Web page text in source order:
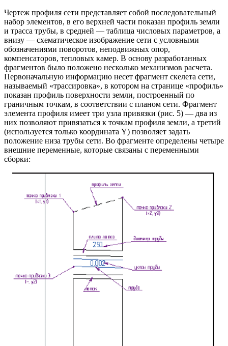
Чертеж профиля сети представляет собой последовательный
набор элементов, в его верхней части показан профиль земли
и трасса трубы, в средней — таблица числовых параметров, а
внизу — схематическое изображение сети с условными
обозначениями поворотов, неподвижных опор,
компенсаторов, тепловых камер. В основу разработанных
фрагментов было положено несколько механизмов расчета.
Первоначальную информацию несет фрагмент скелета сети,
называемый «трассировка», в котором на странице «профиль»
показан профиль поверхности земли, построенный по
граничным точкам, в соответствии с планом сети. Фрагмент
элемента профиля имеет три узла привязки (рис. 5) — два из
них позволяют привязаться к точкам профиля земли, а третий
(используется только координата Y) позволяет задать
положение низа трубы сети. Во фрагменте определены четыре
внешние переменные, которые связаны с переменными
сборки: